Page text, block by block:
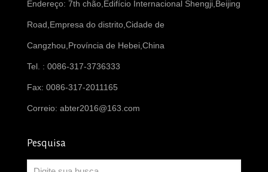
Endereço: 7th chão,Edifício Internacional Shengji,Beijing
Road,Empresa do distrito,Cidade de
Cangzhou,Província de Hebei,China
Tel. : 0086-317-3736333
Fax: 0086-317-2011165
Correio: abter2016@163.com
Pesquisa